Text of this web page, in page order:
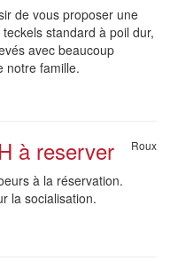
de vous proposer une
standard à poil dur,
avec beaucoup
notre famille.
à reserver Roux
à la réservation.
la socialisation.